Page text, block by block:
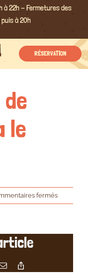
à 22h - Fermetures des
puis à 20h
RÉSERVATION
Suivant
le
ferméssur
Avis
le
Email
Link